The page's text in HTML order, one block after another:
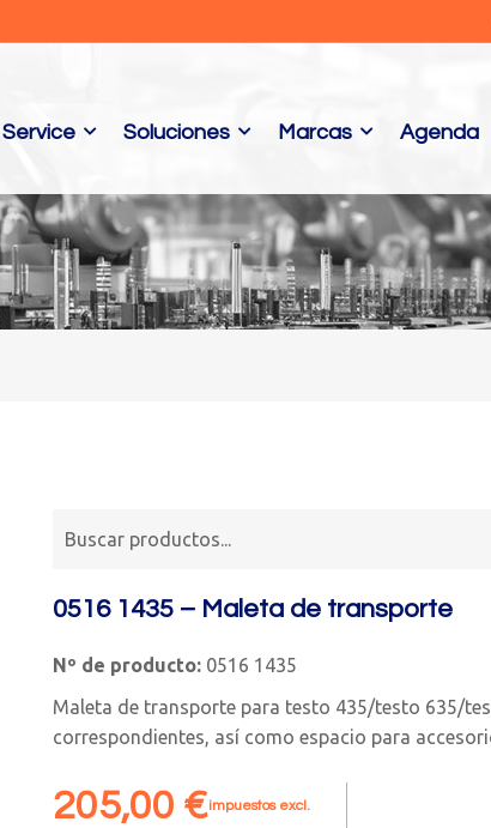
Service Soluciones Marcas Agenda
0516 1435 – Maleta de transporte
Nº de producto: 0516 1435
Maleta de transporte para testo 435/testo 635/
correspondientes, así como espacio para
205,00 €impuestos excl.